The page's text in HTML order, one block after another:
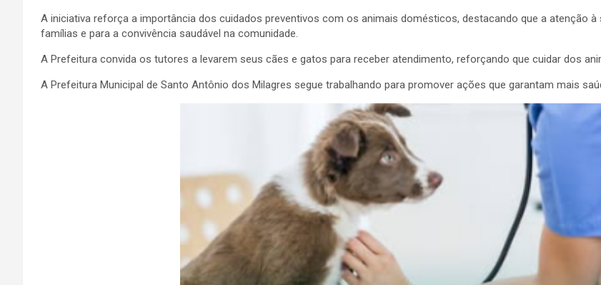
A iniciativa reforça a importância dos cuidados preventivos com os animais domésticos, destacando que a atenção
famílias e para a convivência saudável na comunidade.
A Prefeitura convida os tutores a levarem seus cães e gatos para receber atendimento, reforçando que cuidar dos
A Prefeitura Municipal de Santo Antônio dos Milagres segue trabalhando para promover ações que garantam mais